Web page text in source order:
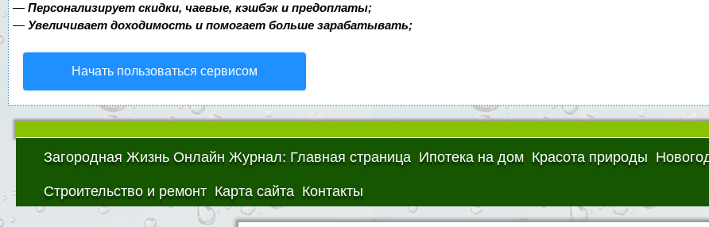
— Персонализирует скидки, чаевые, кэшбэк и предоплаты;
— Увеличивает доходимость и помогает больше зарабатывать;
Начать пользоваться сервисом
Загородная Жизнь Онлайн Журнал: Главная страница Ипотека на дом Красота природы
Строительство и ремонт Карта сайта Контакты